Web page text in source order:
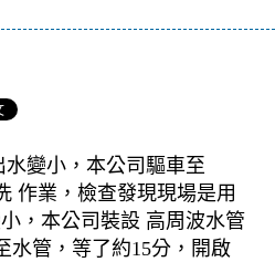
變小，本公司驅車至
作業，檢查發現現場是用
，本公司裝設 高周波水管
水管，等了約15分，開啟